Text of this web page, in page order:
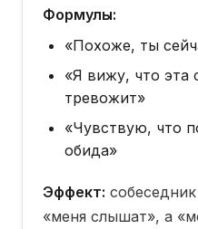
Формулы:
«Похоже, ты
«Я вижу, что эта
тревожит»
«Чувствую, что
обида»
Эффект:
«меня слышат», а